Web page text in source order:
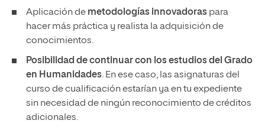
Aplicación de metodologías innovadoras para
hacer más práctica y realista la adquisición de
conocimientos.
Posibilidad de continuar con los estudios del Grado
en Humanidades. En ese caso, las asignaturas del
curso de cualificación estarían ya en tu expediente
sin necesidad de ningún reconocimiento de créditos
adicionales.